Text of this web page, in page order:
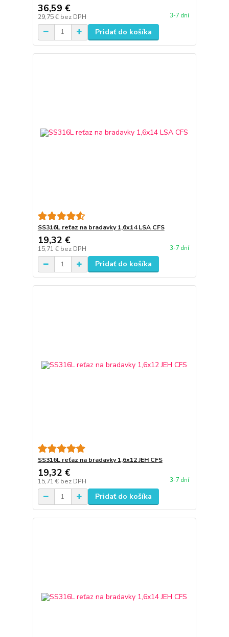
36,59 €
29,75 € bez DPH 3-7 dní
Pridať do košíka
SS316L reťaz na bradavky 1,6x14 LSA CFS
19,32 €
15,71 € bez DPH 3-7 dní
Pridať do košíka
SS316L reťaz na bradavky 1,6x12 JEH CFS
19,32 €
15,71 € bez DPH 3-7 dní
Pridať do košíka